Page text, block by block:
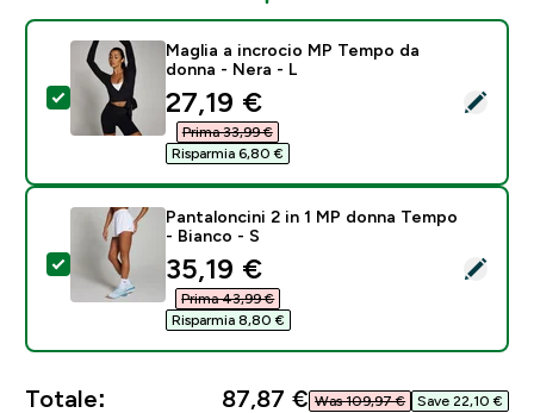
Seleziona questo prodotto - Maglia a incrocio MP
Maglia a incrocio MP Tempo da
donna - Nera - L
discounted price
27,19 €‎
Prima 33,99 €‎
Risparmia 6,80 €‎
Seleziona questo prodotto - Pantaloncini 2 in 1 MP
Pantaloncini 2 in 1 MP donna Tempo
- Bianco - S
discounted price
35,19 €‎
Prima 43,99 €‎
Risparmia 8,80 €‎
Totale: 87,87 €‎ Was 109,97 €‎ Save 22,10 €‎